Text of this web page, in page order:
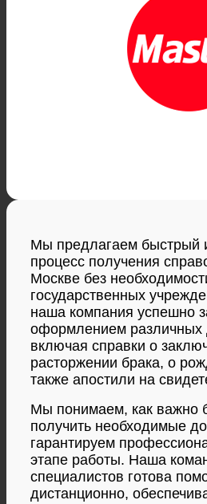
Мы предлагаем быстрый
процесс получения
Москве без
государственных
наша компания успешно
оформлением различных
включая справки о
расторжении брака, о
также апостили на
Мы понимаем, как важно
получить необходимые
гарантируем
этапе работы. Наша
специалистов готова
дистанционно,